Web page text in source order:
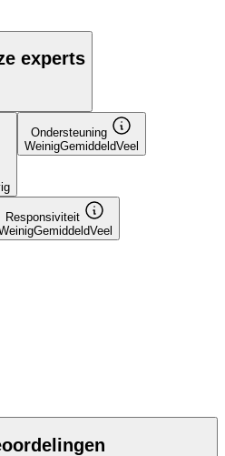
experts
Ondersteuning
WeinigGemiddeldVeel
Responsiviteit
GemiddeldVeel